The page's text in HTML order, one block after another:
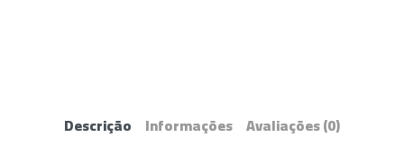
Descrição Informações Avaliações(0)